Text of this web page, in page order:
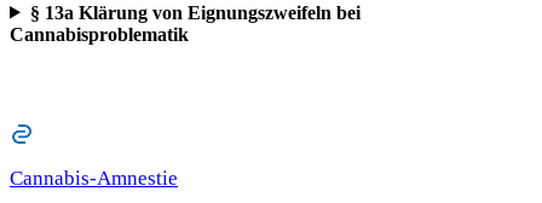
§ 13a Klärung von Eignungszweifeln bei
Cannabisproblematik
Cannabis-Amnestie